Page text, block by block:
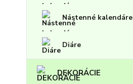
Nástenné kalendáre
Diáre
DEKORÁCIE